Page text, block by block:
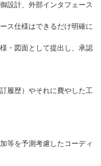
設計、外部インタフェース
ス仕様はできるだけ明確に
・図面として提出し、承認
履歴）やそれに費やした工
等を予測考慮したコーディ